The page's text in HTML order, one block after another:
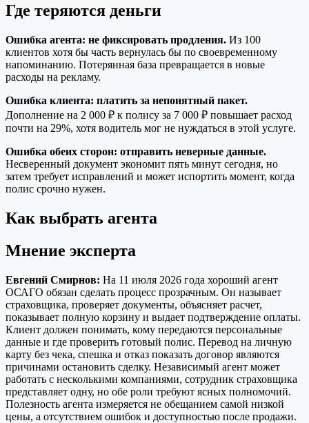
Где теряются деньги
Ошибка агента: не фиксировать продления. Из 100
клиентов хотя бы часть вернулась бы по своевременному
напоминанию. Потерянная база превращается в новые
расходы на рекламу.
Ошибка клиента: платить за непонятный пакет.
Дополнение на 2 000 ₽ к полису за 7 000 ₽ повышает расход
почти на 29%, хотя водитель мог не нуждаться в этой услуге.
Ошибка обеих сторон: отправить неверные данные.
Несверенный документ экономит пять минут сегодня, но
затем требует исправлений и может испортить момент, когда
полис срочно нужен.
Как выбрать агента
Мнение эксперта
Евгений Смирнов: На 11 июля 2026 года хороший агент
ОСАГО обязан сделать процесс прозрачным. Он называет
страховщика, проверяет документы, объясняет расчет,
показывает полную корзину и выдает подтверждение оплаты.
Клиент должен понимать, кому передаются персональные
данные и где проверить готовый полис. Перевод на личную
карту без чека, спешка и отказ показать договор являются
причинами остановить сделку. Независимый агент может
работать с несколькими компаниями, сотрудник страховщика
представляет одну, но обе роли требуют ясных полномочий.
Полезность агента измеряется не обещанием самой низкой
цены, а отсутствием ошибок и доступностью после продажи.